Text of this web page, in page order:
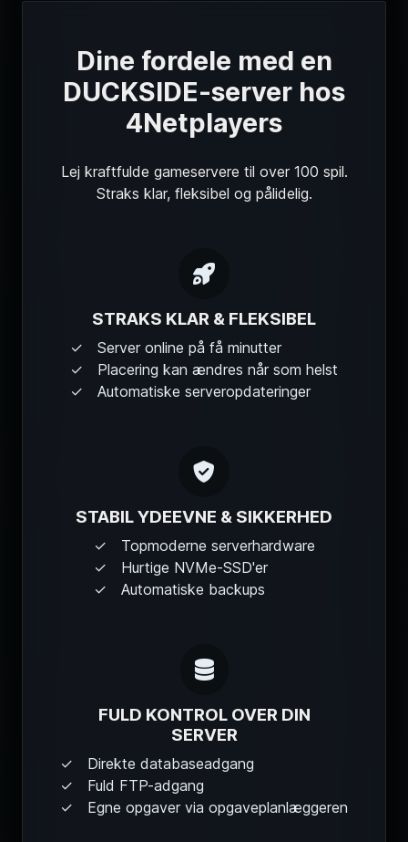
Dine fordele med en
DUCKSIDE-server hos
4Netplayers
Lej kraftfulde gameservere til over 100 spil.
Straks klar, fleksibel og pålidelig.
STRAKS KLAR & FLEKSIBEL
Server online på få minutter
Placering kan ændres når som helst
Automatiske serveropdateringer
STABIL YDEEVNE & SIKKERHED
Topmoderne serverhardware
Hurtige NVMe-SSD'er
Automatiske backups
FULD KONTROL OVER DIN
SERVER
Direkte databaseadgang
Fuld FTP-adgang
Egne opgaver via opgaveplanlæggeren